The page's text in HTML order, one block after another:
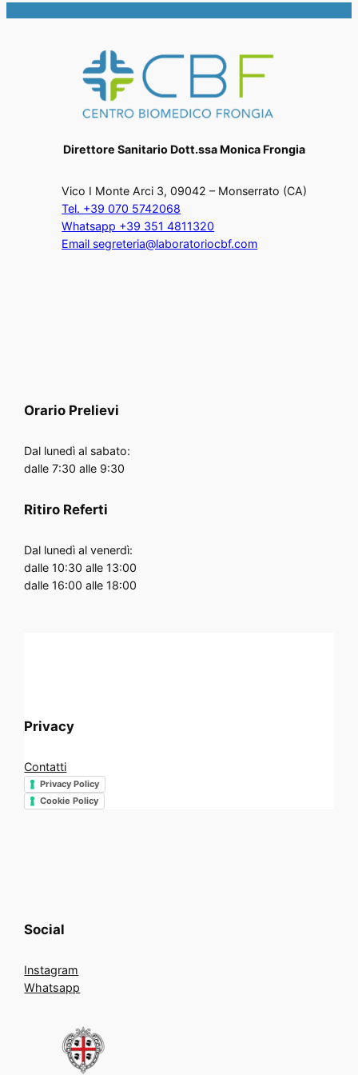
Direttore Sanitario Dott.ssa Monica Frongia
Vico I Monte Arci 3, 09042 – Monserrato (CA)
Tel. +39 070 5742068
Whatsapp +39 351 4811320
Email segreteria@laboratoriocbf.com
Orario Prelievi
Dal lunedì al sabato:
dalle 7:30 alle 9:30
Ritiro Referti
Dal lunedì al venerdì:
dalle 10:30 alle 13:00
dalle 16:00 alle 18:00
Privacy
Contatti
Privacy Policy
Cookie Policy
Social
Instagram
Whatsapp